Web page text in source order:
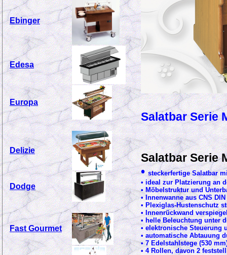
Ebinger
Edesa
Europa
Delizie
Dodge
Fast Gourmet
Salatbar Serie
Salatbar Serie
•steckerfertige Salatbar
• ideal zur Platzierung an
• Möbelstruktur und
• Innenwanne aus CNS DIN
• Plexiglas-Hustenschutz
• Innenrückwand
• helle Beleuchtung unter
• elektronische Steuerung
• automatische Abtauung
• 7 Edelstahlstege (530
• 4 Rollen, davon 2